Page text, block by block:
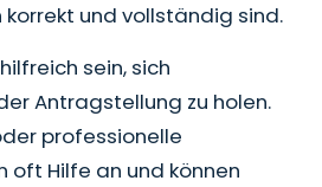
und vollständig sind.
sein, sich
Antragstellung zu holen.
professionelle
oft Hilfe an und können